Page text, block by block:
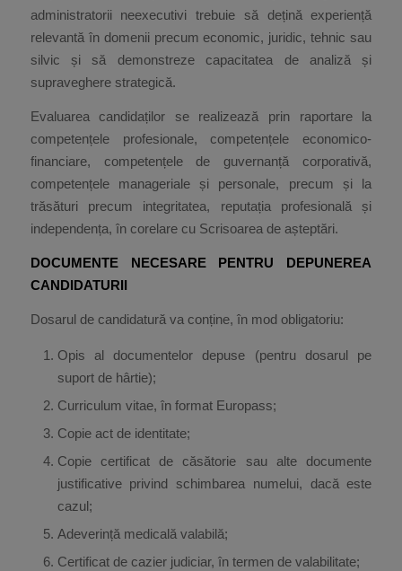
administratorii neexecutivi trebuie să dețină experiență
relevantă în domenii precum economic, juridic, tehnic sau
silvic și să demonstreze capacitatea de analiză și
supraveghere strategică.
Evaluarea candidaților se realizează prin raportare la
competențele profesionale, competențele economico-
financiare, competențele de guvernanță corporativă,
competențele manageriale și personale, precum și la
trăsături precum integritatea, reputația profesională și
independența, în corelare cu Scrisoarea de așteptări.
DOCUMENTE NECESARE PENTRU DEPUNEREA
CANDIDATURII
Dosarul de candidatură va conține, în mod obligatoriu:
Opis al documentelor depuse (pentru dosarul pe
suport de hârtie);
Curriculum vitae, în format Europass;
Copie act de identitate;
Copie certificat de căsătorie sau alte documente
justificative privind schimbarea numelui, dacă este
cazul;
Adeverință medicală valabilă;
Certificat de cazier judiciar, în termen de valabilitate;